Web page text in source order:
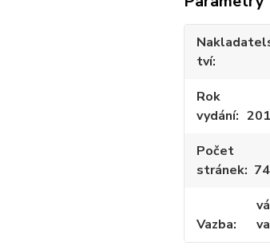
tví
Rok
vydání
Počet
stránek
Vazba